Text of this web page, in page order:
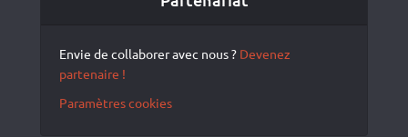
Envie de collaborer avec nous ? Devenez
partenaire !
Paramètres cookies